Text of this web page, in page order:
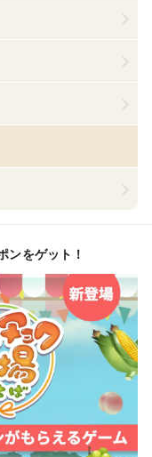
ンをゲット！